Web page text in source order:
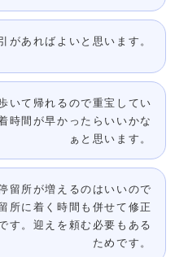
があればよいと思います。
いて帰れるので重宝してい
時間が早かったらいいかな
ぁと思います。
留所が増えるのはいいので
所に着く時間も併せて修正
す。迎えを頼む必要もある
ためです。